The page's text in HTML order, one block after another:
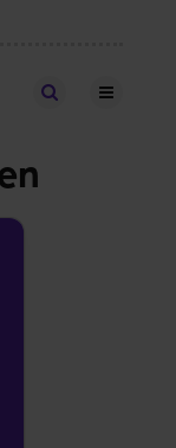
Stellen finden